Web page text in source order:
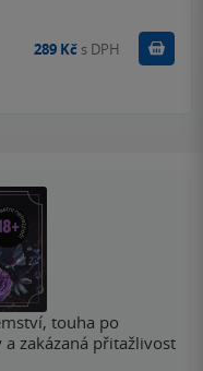
289 Kč s DPH Koupit
touha po
zakázaná přitažlivost